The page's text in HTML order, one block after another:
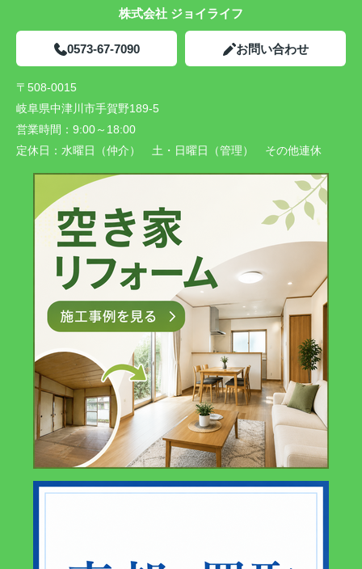
株式会社 ジョイライフ
0573-67-7090 お問い合わせ
〒508-0015
岐阜県中津川市手賀野189-5
営業時間： 9:00～18:00
定休日： 水曜日（仲介） 土・日曜日（管理） その他連休